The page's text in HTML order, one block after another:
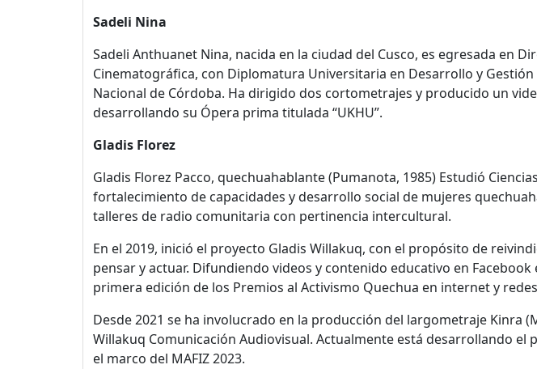
Sadeli Nina
Sadeli Anthuanet Nina, nacida en la ciudad del Cusco, es egresada en
Cinematográfica, con Diplomatura Universitaria en Desarrollo y
Nacional de Córdoba. Ha dirigido dos cortometrajes y producido un
desarrollando su Ópera prima titulada “UKHU”.
Gladis Florez
Gladis Florez Pacco, quechuahablante (Pumanota, 1985) Estudió
fortalecimiento de capacidades y desarrollo social de mujeres
talleres de radio comunitaria con pertinencia intercultural.
En el 2019, inició el proyecto Gladis Willakuq, con el propósito de
pensar y actuar. Difundiendo videos y contenido educativo en
primera edición de los Premios al Activismo Quechua en internet y
Desde 2021 se ha involucrado en la producción del largometraje Kinra
Willakuq Comunicación Audiovisual. Actualmente está desarrollando
el marco del MAFIZ 2023.